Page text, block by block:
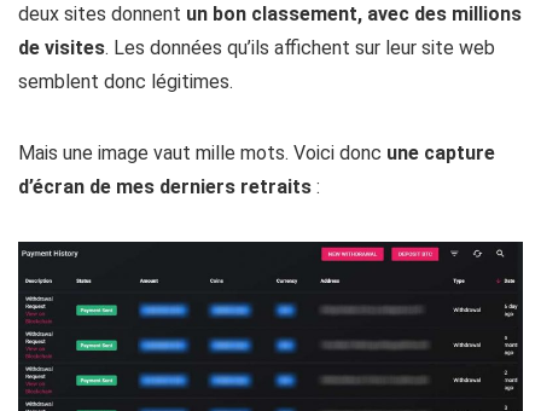
deux sites donnent un bon classement, avec des millions
de visites. Les données qu’ils affichent sur leur site web
semblent donc légitimes.
Mais une image vaut mille mots. Voici donc une capture
d’écran de mes derniers retraits :